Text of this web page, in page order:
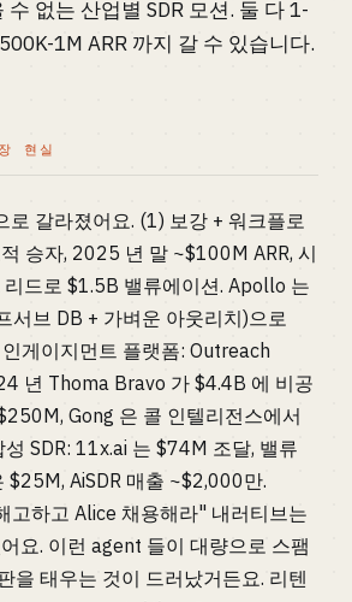
수 없는 산업별 SDR 모션. 둘 다 1-
1M ARR 까지 갈 수 있습니다.
현실
로 갈라졌어요. (1) 보강 + 워크플로
승자, 2025 년 말 ~$100M ARR, 시
리드로 $1.5B 밸류에이션. Apollo 는
서브 DB + 가벼운 아웃리치)으로
게이지먼트 플랫폼: Outreach
년 Thoma Bravo 가 $4.4B 에 비공
Gong 은 콜 인텔리전스에서
SDR: 11x.ai 는 $74M 조달, 밸류
AiSDR 매출 ~$2,000만.
고하고 Alice 채용해라" 내러티브는
요. 이런 agent 들이 대량으로 스팸
을 태우는 것이 드러났거든요. 리텐